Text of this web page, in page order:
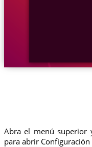
Abra el menú superior
para abrir Configuración